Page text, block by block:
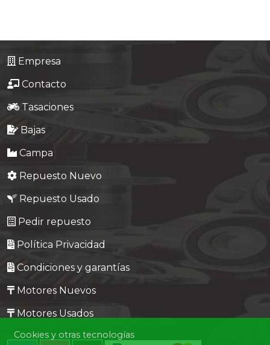
Empresa
Contacto
Tasaciones
Bajas
Campa
Repuesto Nuevo
Repuesto Usado
Pedir repuesto
Política Privacidad
Condiciones y garantías
Motores Nuevos
Motores Usados
Cookies y otras tecnologías